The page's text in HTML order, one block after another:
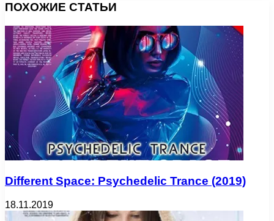
ПОХОЖИЕ СТАТЬИ
Different Space: Psychedelic Trance (2019)
18.11.2019